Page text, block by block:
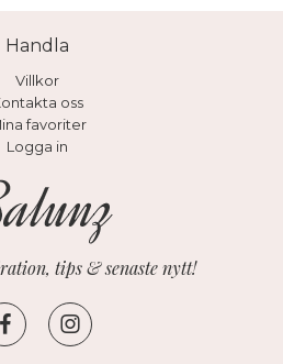
Handla
Villkor
oss
favoriter
Logga in
tips & senaste nytt!